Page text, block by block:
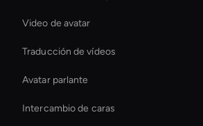
Video de avatar
Traducción de vídeos
Avatar parlante
Intercambio de caras